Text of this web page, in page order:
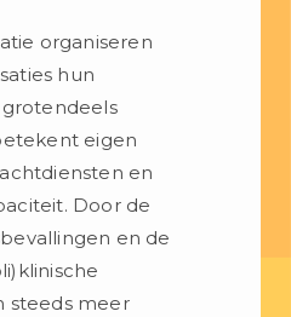
organiseren
hun
eigen
en
Door de
en de
steeds meer